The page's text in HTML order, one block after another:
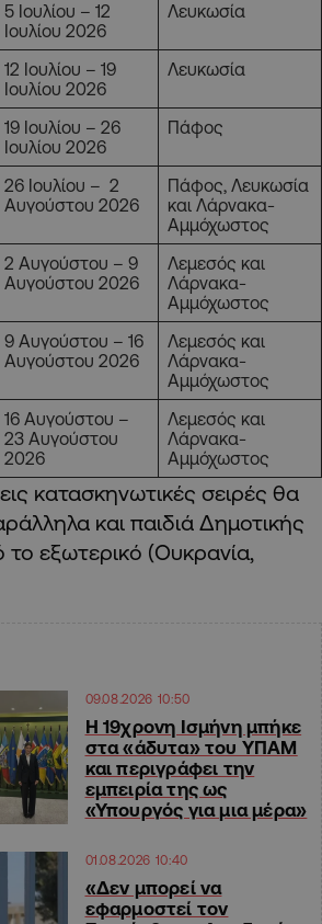
5 Ιουλίου – 12
Ιουλίου 2026
Λευκωσία
12 Ιουλίου – 19
Ιουλίου 2026
Λευκωσία
19 Ιουλίου – 26
Ιουλίου 2026
Πάφος
26 Ιουλίου – 2
Αυγούστου 2026
Πάφος, Λευκωσία
και Λάρνακα-
Αμμόχωστος
2 Αυγούστου – 9
Αυγούστου 2026
Λεμεσός και
Λάρνακα-
Αμμόχωστος
9 Αυγούστου – 16
Αυγούστου 2026
Λεμεσός και
Λάρνακα-
Αμμόχωστος
16 Αυγούστου –
23 Αυγούστου
2026
Λεμεσός και
Λάρνακα-
Αμμόχωστος
κατασκηνωτικές σειρές θα
και παιδιά Δημοτικής
εξωτερικό (Ουκρανία,
09.08.2026 10:50
Η 19χρονη Ισμήνη μπήκε
στα «άδυτα» του ΥΠΑΜ
και περιγράφει την
εμπειρία της ως
«Υπουργός για μια μέρα»
01.08.2026 10:40
«Δεν μπορεί να
εφαρμοστεί τον